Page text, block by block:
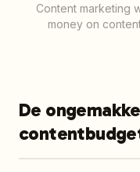
Content marketing
money on
De